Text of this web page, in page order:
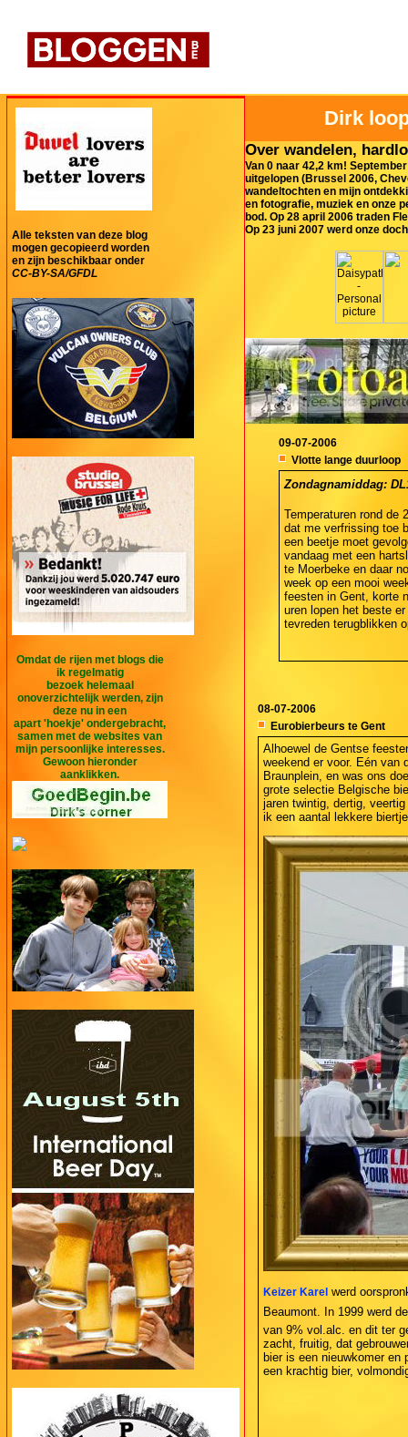
Alle teksten van deze blog
mogen gecopieerd worden
en zijn beschikbaar onder
CC-BY-SA/GFDL
Omdat de rijen met blogs die
ik regelmatig
bezoek helemaal
onoverzichtelijk werden, zijn
deze nu in een
apart 'hoekje' ondergebracht,
samen met de websites van
mijn persoonlijke interesses.
Gewoon hieronder
aanklikken.
Dirk
Over wandelen,
Van 0 naar 42,2 km!
uitgelopen (Brussel 2006,
wandeltochten en mijn
en fotografie, muziek en onze
bod. Op 28 april 2006 traden
Op 23 juni 2007 werd onze
09-07-2006
Vlotte lange duurloop
Zondagnamiddag: DL1
Temperaturen rond de
dat me verfrissing toe
een beetje moet
vandaag met een
te Moerbeke en daar
week op een mooi
feesten in Gent, korte
uren lopen het beste
tevreden terugblikken
08-07-2006
Eurobierbeurs te Gent
Alhoewel de Gentse
weekend er voor. Eén van
Braunplein, en was ons
grote selectie Belgische
jaren twintig, dertig,
ik een aantal lekkere
Keizer Karel werd
Beaumont. In 1999 werd
van 9% vol.alc. en dit ter
zacht, fruitig, dat
bier is een nieuwkomer en
een krachtig bier,